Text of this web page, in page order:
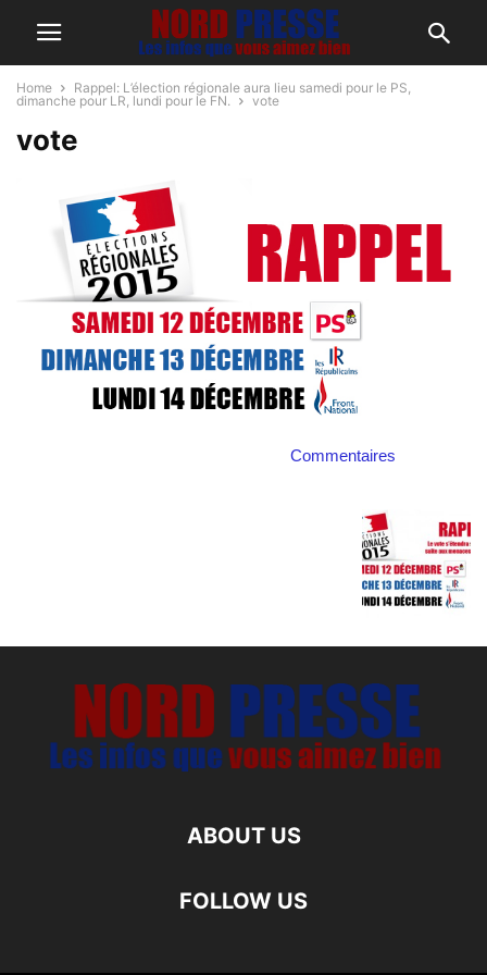
Home
Rappel: L’élection régionale aura lieu samedi pour le PS,
dimanche pour LR, lundi pour le FN.
vote
vote
Commentaires
ABOUT US
FOLLOW US